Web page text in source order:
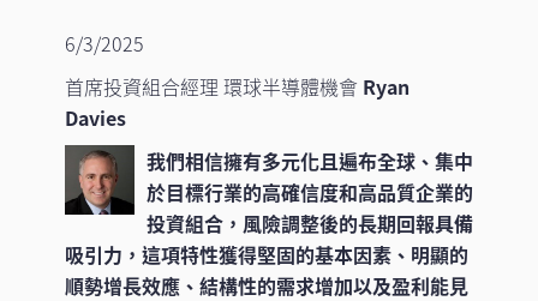
6/3/2025
首席投資組合經理 環球半導體機會 Ryan
Davies
我們相信擁有多元化且遍布全球、集中
於目標行業的高確信度和高品質企業的
投資組合，風險調整後的長期回報具備
吸引力，這項特性獲得堅固的基本因素、明顯的
順勢增長效應、結構性的需求增加以及盈利能見